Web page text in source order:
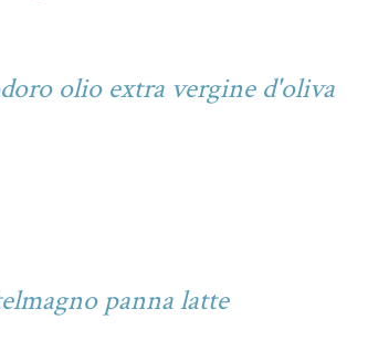
olio extra vergine d'oliva
panna latte